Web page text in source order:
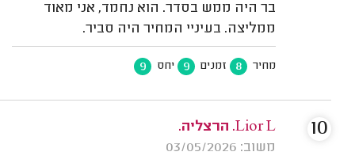
בר היה ממש בסדר. הוא נחמד, אני מאוד
ממליצה. בעיניי המחיר היה סביר.
מחיר 8 זמנים 9 יחס 9
Lior L. הרצליה.
משוב: 03/05/2026
10